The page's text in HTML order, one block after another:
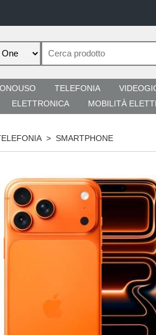
TELEFONIA
ELETTRONICA MOBILITÀ
> SMARTPHONE